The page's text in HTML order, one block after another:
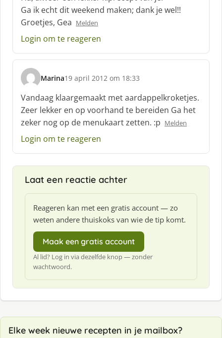
h
r
e
e
:
Ga ik echt dit weekend maken; dank je wel!!
Groetjes, Gea Melden
Login om te reageren
Marina
s
c
h
r
e
e
:
19 april 2012 om 18:33
Vandaag klaargemaakt met aardappelkroketjes.
Zeer lekker en op voorhand te bereiden Ga het
zeker nog op de menukaart zetten. :p Melden
Login om te reageren
Laat een reactie achter
Reageren kan met een gratis account — zo
weten andere thuiskoks van wie de tip komt.
Maak een gratis account
Al lid? Log in via dezelfde knop — zonder
wachtwoord.
Elke week nieuwe recepten in je mailbox?